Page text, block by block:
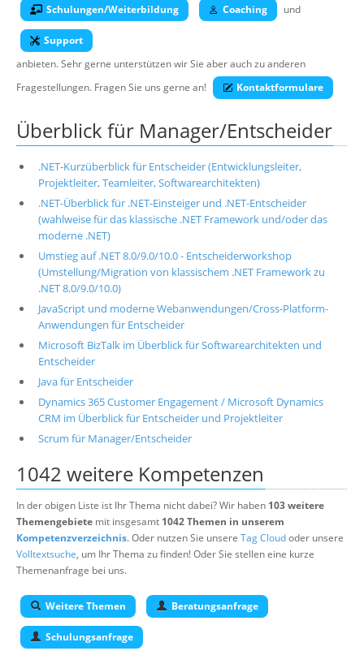
Schulungen/Weiterbildung Coaching und
Support
anbieten. Sehr gerne unterstützen wir Sie aber auch zu anderen
Fragestellungen. Fragen Sie uns gerne an!
Kontaktformulare
Überblick für Manager/Entscheider
.NET-Kurzüberblick für Entscheider (Entwicklungsleiter,
Projektleiter, Teamleiter, Softwarearchitekten)
.NET-Überblick für .NET-Einsteiger und .NET-Entscheider
(wahlweise für das klassische .NET Framework und/oder das
moderne .NET)
Umstieg auf .NET 8.0/9.0/10.0 - Entscheiderworkshop
(Umstellung/Migration von klassischem .NET Framework zu
.NET 8.0/9.0/10.0)
JavaScript und moderne Webanwendungen/Cross-Platform-
Anwendungen für Entscheider
Microsoft BizTalk im Überblick für Softwarearchitekten und
Entscheider
Java für Entscheider
Dynamics 365 Customer Engagement / Microsoft Dynamics
CRM im Überblick für Entscheider und Projektleiter
Scrum für Manager/Entscheider
1042 weitere Kompetenzen
In der obigen Liste ist Ihr Thema nicht dabei? Wir haben 103 weitere
Themengebiete mit insgesamt 1042 Themen in unserem
Kompetenzverzeichnis. Oder nutzen Sie unsere Tag Cloudoder unsere
Volltextsuche, um Ihr Thema zu finden! Oder Sie stellen eine kurze
Themenanfrage bei uns.
Weitere Themen Beratungsanfrage
Schulungsanfrage